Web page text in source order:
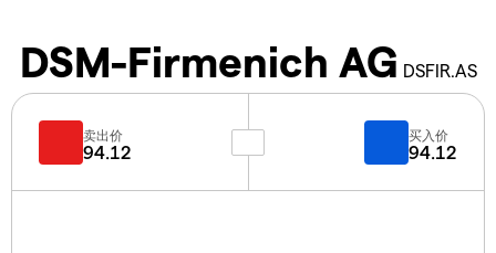
DSM-Firmenich AG DSFIR.AS
卖出价
94.12
买入价
94.12